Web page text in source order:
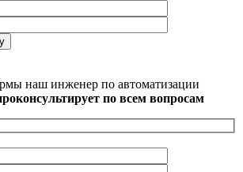
наш инженер по автоматизации
по всем вопросам